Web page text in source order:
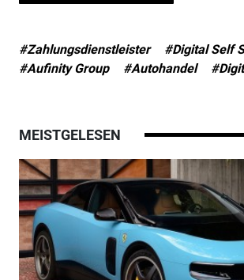
#Zahlungsdienstleister
#Digital Self
#Aufinity Group
#Autohandel
MEISTGELESEN